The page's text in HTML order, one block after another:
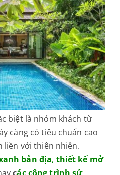
biệt là nhóm khách từ
càng có tiêu chuẩn cao
liền với thiên nhiên.
bản địa, thiết kế mở